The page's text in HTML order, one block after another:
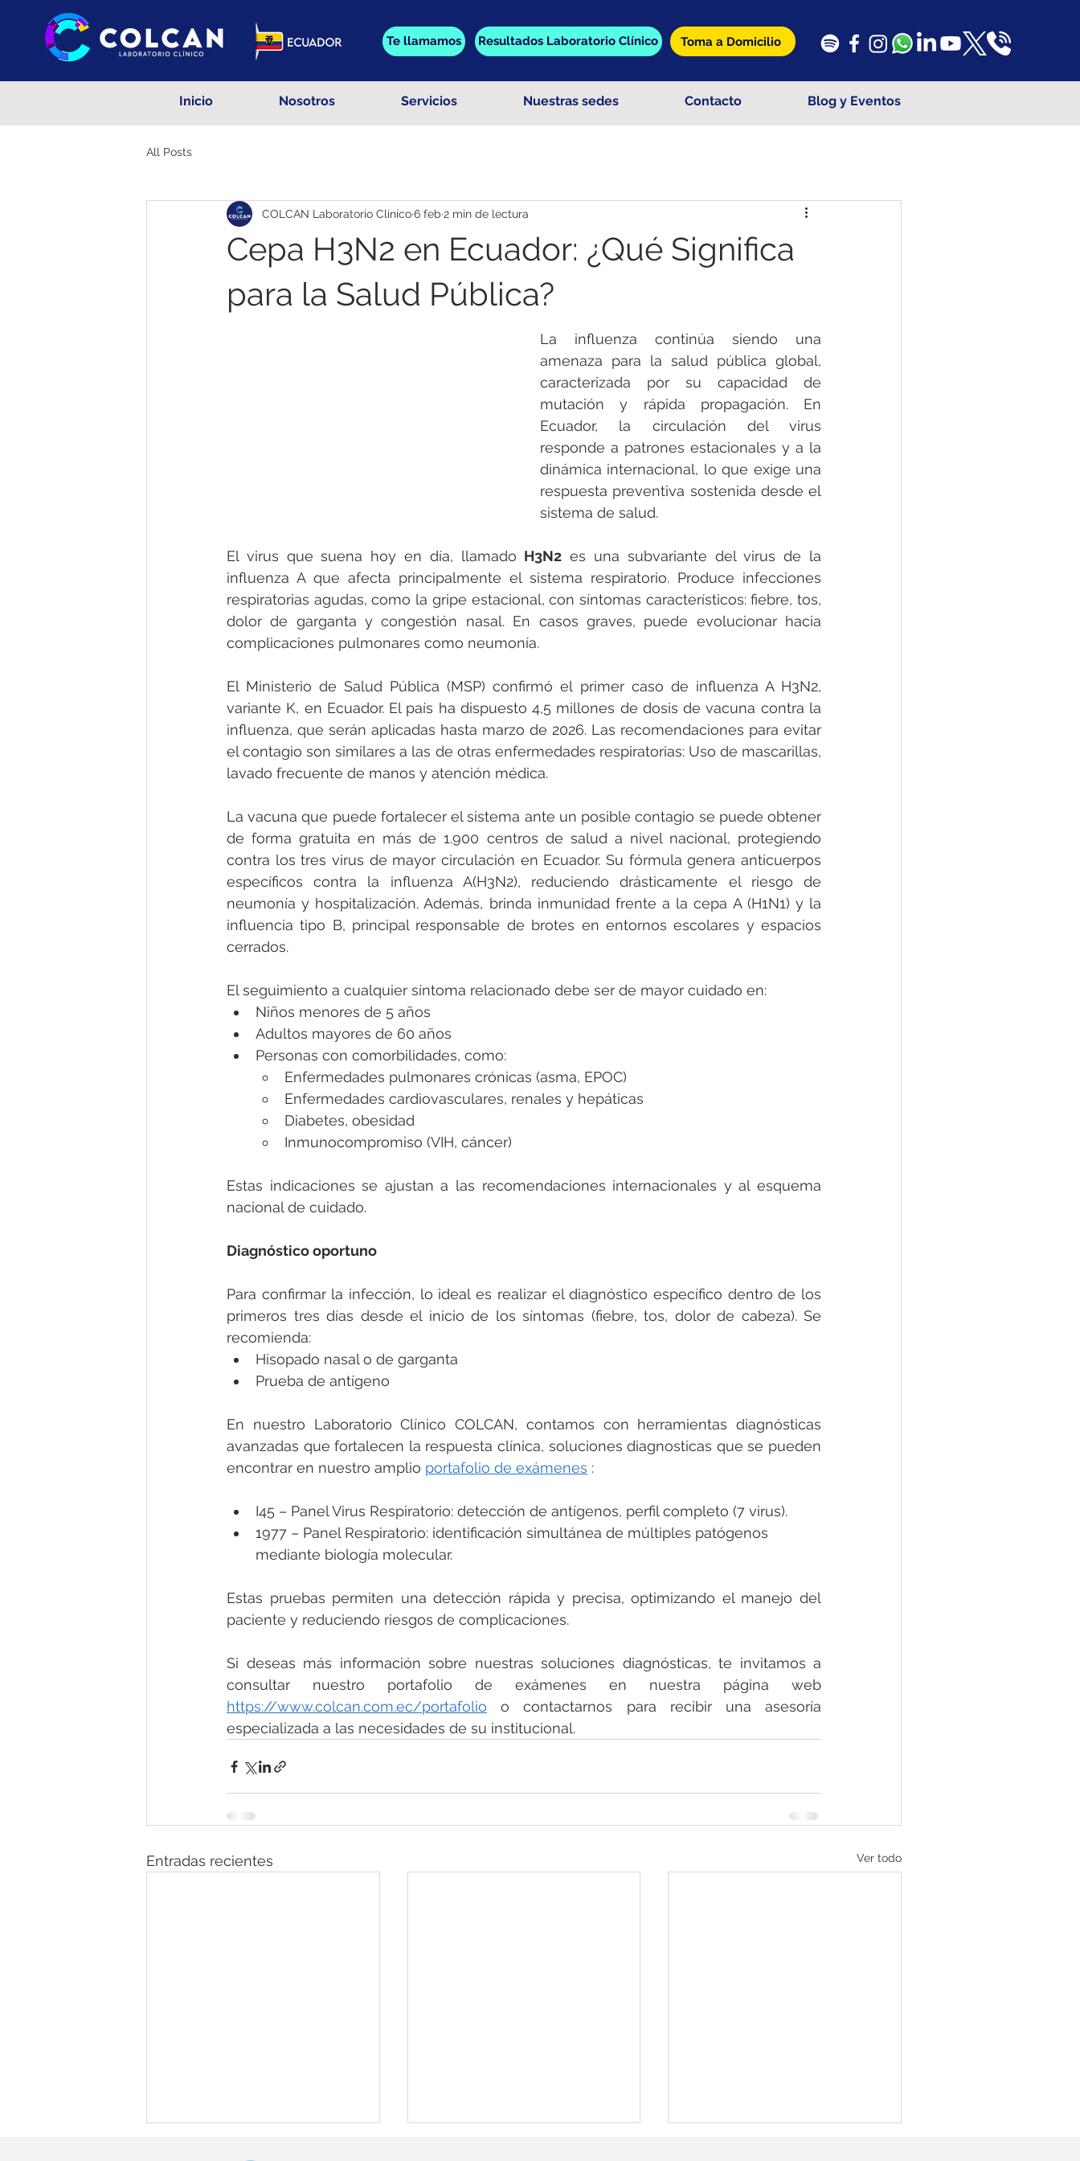
Te llamamos Resultados Laboratorio Clínico Toma a Domicilio
Inicio Nosotros Servicios Nuestras sedes Contacto Blog y Eventos
All Posts
Cepa H3N2 en Ecuador: ¿Qué Significa
para la Salud Pública?
COLCAN Laboratorio Clínico6 feb 2 min de lectura
La influenza continúa siendo una
amenaza para la salud pública global,
caracterizada por su capacidad de
mutación y rápida propagación. En
Ecuador, la circulación del virus
responde a patrones estacionales y a la
dinámica internacional, lo que exige una
respuesta preventiva sostenida desde el
sistema de salud.
El virus que suena hoy en día, llamado H3N2 es una subvariante del virus de la
influenza A que afecta principalmente el sistema respiratorio. Produce infecciones
respiratorias agudas, como la gripe estacional, con síntomas característicos: fiebre, tos,
dolor de garganta y congestión nasal. En casos graves, puede evolucionar hacia
complicaciones pulmonares como neumonía.
El Ministerio de Salud Pública (MSP) confirmó el primer caso de influenza A H3N2,
variante K, en Ecuador. El país ha dispuesto 4,5 millones de dosis de vacuna contra la
influenza, que serán aplicadas hasta marzo de 2026. Las recomendaciones para evitar
el contagio son similares a las de otras enfermedades respiratorias: Uso de mascarillas,
lavado frecuente de manos y atención médica.
La vacuna que puede fortalecer el sistema ante un posible contagio se puede obtener
de forma gratuita en más de 1.900 centros de salud a nivel nacional, protegiendo
contra los tres virus de mayor circulación en Ecuador. Su fórmula genera anticuerpos
específicos contra la influenza A(H3N2), reduciendo drásticamente el riesgo de
neumonía y hospitalización. Además, brinda inmunidad frente a la cepa A (H1N1) y la
influencia tipo B, principal responsable de brotes en entornos escolares y espacios
cerrados.
El seguimiento a cualquier síntoma relacionado debe ser de mayor cuidado en:
Niños menores de 5 años
Adultos mayores de 60 años
Personas con comorbilidades, como:
Enfermedades pulmonares crónicas (asma, EPOC)
Enfermedades cardiovasculares, renales y hepáticas
Diabetes, obesidad
Inmunocompromiso (VIH, cáncer)
Estas indicaciones se ajustan a las recomendaciones internacionales y al esquema
nacional de cuidado.
Diagnóstico oportuno
Para confirmar la infección, lo ideal es realizar el diagnóstico específico dentro de los
primeros tres días desde el inicio de los síntomas (fiebre, tos, dolor de cabeza). Se
recomienda:
Hisopado nasal o de garganta
Prueba de antígeno
En nuestro Laboratorio Clínico COLCAN, contamos con herramientas diagnósticas
avanzadas que fortalecen la respuesta clínica, soluciones diagnosticas que se pueden
encontrar en nuestro amplio portafolio de exámenes :
I45 – Panel Virus Respiratorio: detección de antígenos, perfil completo (7 virus).
1977 – Panel Respiratorio: identificación simultánea de múltiples patógenos
mediante biología molecular.
Estas pruebas permiten una detección rápida y precisa, optimizando el manejo del
paciente y reduciendo riesgos de complicaciones.
Si deseas más información sobre nuestras soluciones diagnósticas, te invitamos a
https://www.colcan.com.ec/portafolio o contactarnos para recibir una asesoría
especializada a las necesidades de su institucional.
Entradas recientes Ver todo